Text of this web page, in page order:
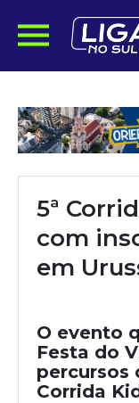
5ª
com
em
O evento
Festa do
percursos
Corrida